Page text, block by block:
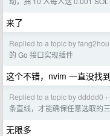
来了
Replied to a topic by fang2hou
的 Go 接口实现插件
这个不错，nvim 一直没找
Replied to a topic by ddddd0 ›
条直线，才能确保任意选取的
无限多